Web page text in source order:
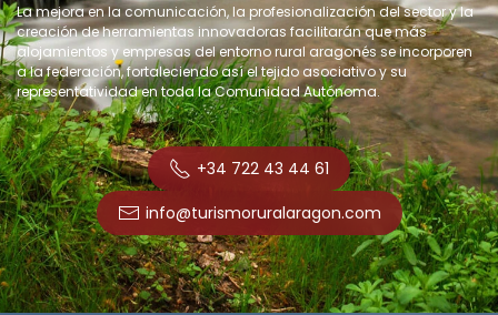
La mejora en la comunicación, la profesionalización del sector y la
creación de herramientas innovadoras facilitarán que más
alojamientos y empresas del entorno rural aragonés se incorporen
a la federación, fortaleciendo así el tejido asociativo y su
representatividad en toda la Comunidad Autónoma.
+34 722 43 44 61
info@turismoruralaragon.com